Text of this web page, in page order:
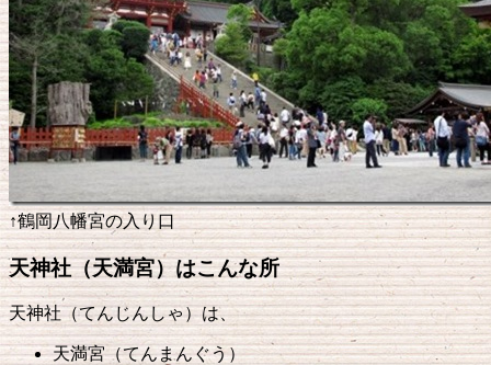
↑鶴岡八幡宮の入り口
天神社（天満宮）はこんな所
天神社（てんじんしゃ）は、
天満宮（てんまんぐう）